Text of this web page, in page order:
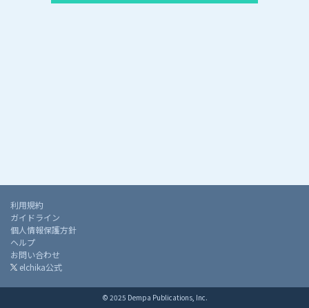
利用規約
ガイドライン
個人情報保護方針
ヘルプ
お問い合わせ
elchika公式
© 2025 Dempa Publications, Inc.